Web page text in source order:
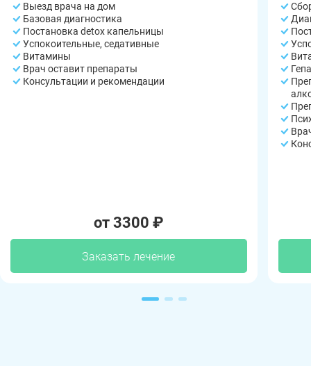
Выезд врача на дом
Базовая диагностика
Постановка detox капельницы
Успокоительные, седативные
Витамины
Врач оставит препараты
Консультации и рекомендации
от 3300 ₽
Заказать лечение